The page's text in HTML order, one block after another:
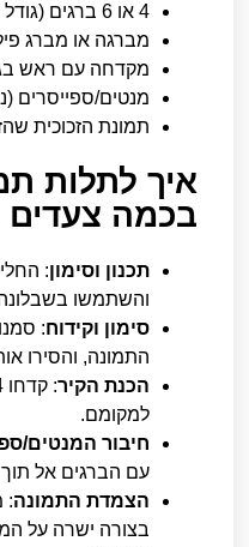
4 או 6 ברגים (גודל 7)
מברגה או מברג
מקדחה עם ראש
מנטים/ספייסרים
תמונת הזכוכית
איך לתלות
בכמה צעדים
תכנון וסימון:
והשתמשו בשבלונה
סימון וקידוח:
התמונה, והסירו
הכנת הקיר
למקומם.
חיבור המנטים/
עם הברגים אל תוך
הצמדת התמונה:
בצורה ישרה על